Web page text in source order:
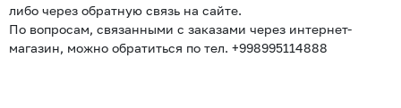
либо через обратную связь на сайте.
По вопросам, связанными с заказами через интернет-
магазин, можно обратиться по тел. +998995114888